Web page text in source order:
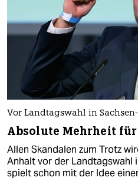
Vor Landtagswahl in
Absolute Mehrheit
Allen Skandalen zum Trotz
Anhalt vor der Landtagswahl
spielt schon mit der Idee